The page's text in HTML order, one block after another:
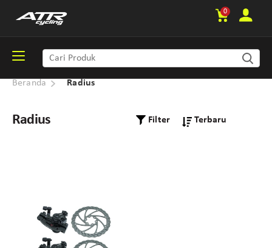
0
Beranda Radius
Radius Filter